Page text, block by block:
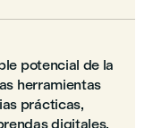
potencial de la
herramientas
prácticas,
digitales,